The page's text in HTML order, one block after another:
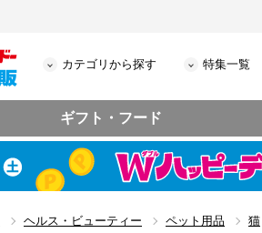
カテゴリから探す 特集一覧
ギフト・フード
ヘルス・ビューティー ペット用品 猫